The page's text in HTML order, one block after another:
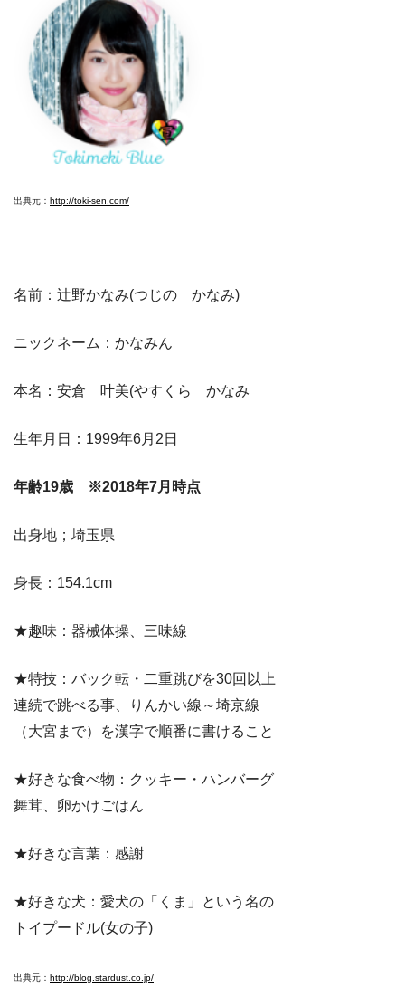
出典元： http://toki-sen.com/
名前：辻野かなみ(つじの かなみ)
ニックネーム：かなみん
本名：安倉 叶美(やすくら かなみ
生年月日：1999年6月2日
年齢19歳 ※2018年7月時点
出身地；埼玉県
身長：154.1cm
★趣味：器械体操、三味線
★特技：バック転・二重跳びを30回以上
連続で跳べる事、りんかい線～埼京線
（大宮まで）を漢字で順番に書けること
★好きな食べ物：クッキー・ハンバーグ
舞茸、卵かけごはん
★好きな言葉：感謝
★好きな犬：愛犬の「くま」という名の
トイプードル(女の子)
出典元： http://blog.stardust.co.jp/